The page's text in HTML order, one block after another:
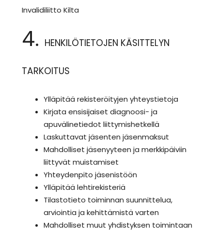
Invalidiliitto Kilta
4. HENKILÖTIETOJEN KÄSITTELYN
TARKOITUS
Ylläpitää rekisteröityjen yhteystietoja
Kirjata ensisijaiset diagnoosi- ja
apuvälinetiedot liittymishetkellä
Laskuttavat jäsenten jäsenmaksut
Mahdolliset jäsenyyteen ja merkkipäiviin
liittyvät muistamiset
Yhteydenpito jäsenistöön
Ylläpitää lehtirekisteriä
Tilastotieto toiminnan suunnittelua,
arviointia ja kehittämistä varten
Mahdolliset muut yhdistyksen toimintaan